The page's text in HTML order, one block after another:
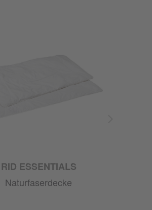
RID ESSENTIALS
Naturfaserdecke